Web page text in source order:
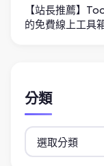
【站長推薦】
的免費線上工具
分類
分
類